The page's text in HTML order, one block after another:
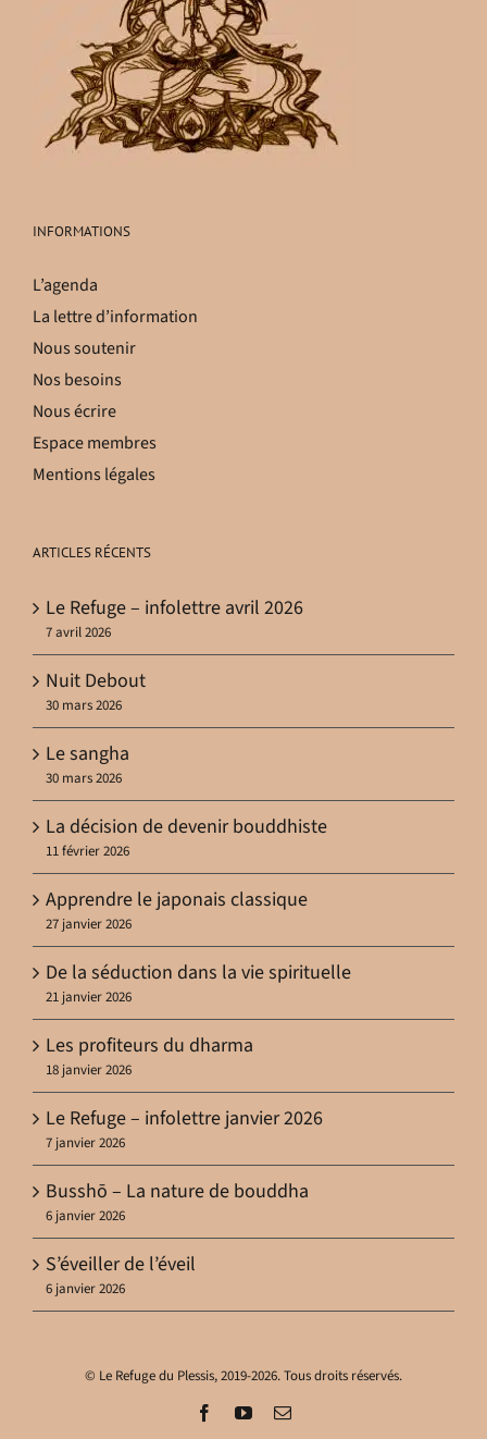
INFORMATIONS
L’agenda
La lettre d’information
Nous soutenir
Nos besoins
Nous écrire
Espace membres
Mentions légales
ARTICLES RÉCENTS
Le Refuge – infolettre avril 2026
7 avril 2026
Nuit Debout
30 mars 2026
Le sangha
30 mars 2026
La décision de devenir bouddhiste
11 février 2026
Apprendre le japonais classique
27 janvier 2026
De la séduction dans la vie spirituelle
21 janvier 2026
Les profiteurs du dharma
18 janvier 2026
Le Refuge – infolettre janvier 2026
7 janvier 2026
Busshō – La nature de bouddha
6 janvier 2026
S’éveiller de l’éveil
6 janvier 2026
© Le Refuge du Plessis, 2019-2026. Tous droits réservés.
FacebookYouTubeEmail